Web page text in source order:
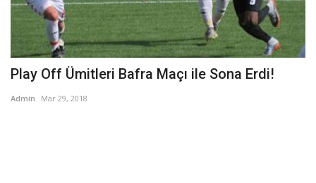
Play Off Ümitleri Bafra Maçı ile Sona Erdi!
Admin Mar 29, 2018